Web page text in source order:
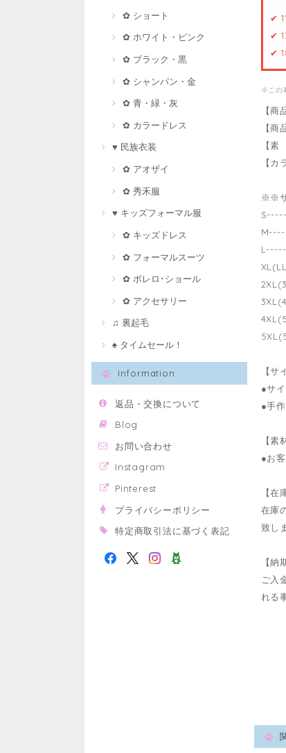
✿ ショート
✿ ホワイト・ピンク
✿ ブラック・黒
✿ シャンパン・金
✿ 青・緑・灰
✿ カラードレス
♥ 民族衣装
✿ アオザイ
✿ 秀禾服
♥ キッズフォーマル服
✿ キッズドレス
✿ フォーマルスーツ
✿ ボレロ･ショール
✿ アクセサリー
♫ 裏起毛
♠ タイムセール！
Information
返品・交換について
Blog
お問い合わせ
Instagram
Pinterest
プライバシーポリシー
特定商取引法に基づく表記
✔
✔
✔
※この
【
【
【
【
※※
【サ
●サ
●手
【素
●お
【在
在庫
致し
【納
ご入
れる